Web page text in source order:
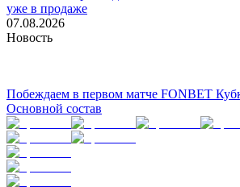
уже в продаже
07.08.2026
Новость
Побеждаем в первом матче FONBET
Основной состав